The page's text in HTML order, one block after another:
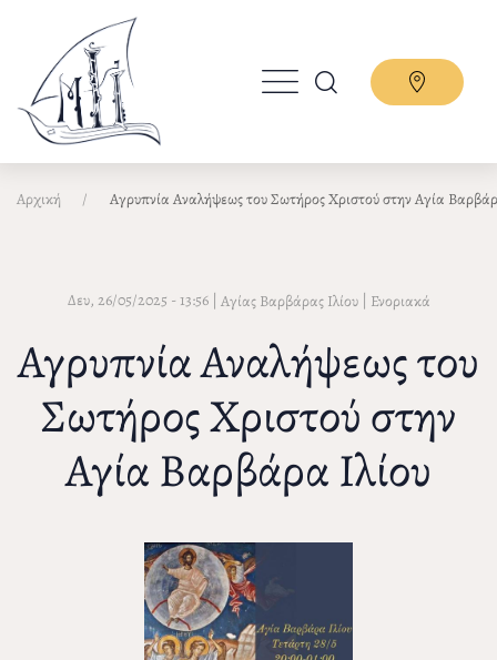
κυρίως
περιεχόμενο
Αρχική Αγρυπνία Αναλήψεως του Σωτήρος Χριστού στην Αγία
Δευ, 26/05/2025 - 13:56 | Αγίας Βαρβάρας Ιλίου| Ενοριακά
Αγρυπνία Αναλήψεως του
Σωτήρος Χριστού στην
Αγία Βαρβάρα Ιλίου